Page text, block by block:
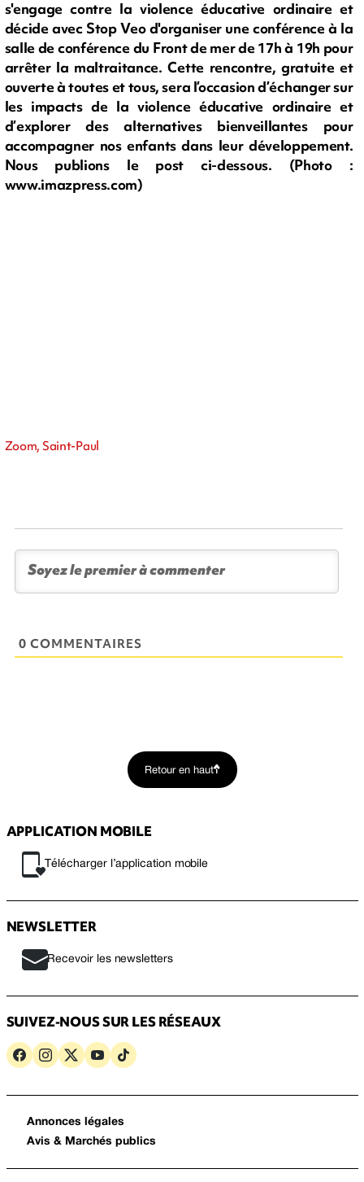
s'engage contre la violence éducative ordinaire et
décide avec Stop Veo d'organiser une conférence à la
salle de conférence du Front de mer de 17h à 19h pour
arrêter la maltraitance. Cette rencontre, gratuite et
ouverte à toutes et tous, sera l’occasion d’échanger sur
les impacts de la violence éducative ordinaire et
d’explorer des alternatives bienveillantes pour
accompagner nos enfants dans leur développement.
Nous publions le post ci-dessous. (Photo :
www.imazpress.com)
Zoom, Saint-Paul
0 COMMENTAIRES
Retour en haut
APPLICATION MOBILE
Télécharger l’application mobile
NEWSLETTER
Recevoir les newsletters
SUIVEZ-NOUS SUR LES RÉSEAUX
Annonces légales
Avis & Marchés publics